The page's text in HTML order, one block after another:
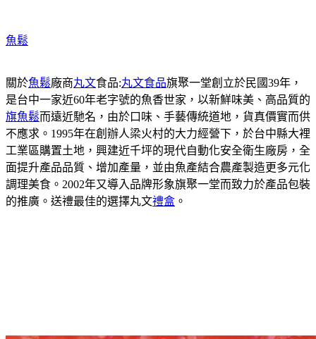
魚鬆
關於魚鬆廠商丸文食品:丸文食品旗聚一堂創立於民國39年，
是台中一家近60年老字號的魚香世家，以新鮮味美、高品質的
旗魚鬆而遠近馳名，由於口味、手藝傳統道地，貨真價實而供
不應求。1995年在創辦人梁火村的大力經營下，於台中縣大裡
工業區購置土地，興建近千坪的現代自動化安全衛生廠房，全
面提升產品品質、增加產量，並由魚產結合農產製造更多元化
調理美食。2002年又導入品牌形象旗聚一堂而致力於產品包裝
的推廣。送禮最佳的選擇丸文禮盒 。